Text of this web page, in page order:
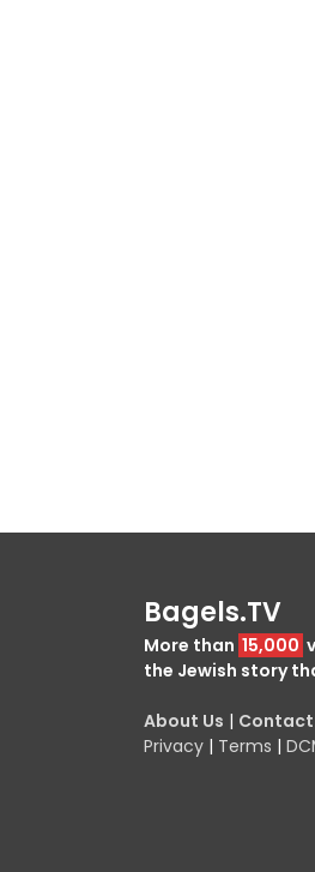
Bagels.TV
More than 15,000
the Jewish story
About Us | Contact
Privacy | Terms |